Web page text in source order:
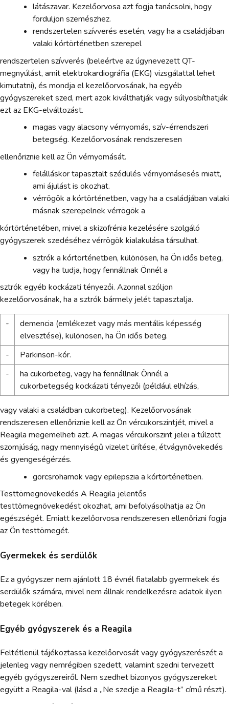
látászavar. Kezelőorvosa azt fogja tanácsolni, hogy
forduljon szemészhez.
rendszertelen szívverés esetén, vagy ha a családjában
valaki kórtörténetben szerepel
rendszertelen szívverés (beleértve az úgynevezett QT-
megnyúlást, amit elektrokardiográfia (EKG) vizsgálattal lehet
kimutatni), és mondja el kezelőorvosának, ha egyéb
gyógyszereket szed, mert azok kiválthatják vagy súlyosbíthatják
ezt az EKG-elváltozást.
magas vagy alacsony vérnyomás, szív-érrendszeri
betegség. Kezelőorvosának rendszeresen
ellenőriznie kell az Ön vérnyomását.
felálláskor tapasztalt szédülés vérnyomásesés miatt,
ami ájulást is okozhat.
vérrögök a kórtörténetben, vagy ha a családjában valaki
másnak szerepelnek vérrögök a
kórtörténetében, mivel a skizofrénia kezelésére szolgáló
gyógyszerek szedéséhez vérrögök kialakulása társulhat.
sztrók a kórtörténetben, különösen, ha Ön idős beteg,
vagy ha tudja, hogy fennállnak Önnél a
sztrók egyéb kockázati tényezői. Azonnal szóljon
kezelőorvosának, ha a sztrók bármely jelét tapasztalja.
-
demencia (emlékezet vagy más mentális képesség
elvesztése), különösen, ha Ön idős beteg.
-
Parkinson-kór.
-
ha cukorbeteg, vagy ha fennállnak Önnél a
cukorbetegség kockázati tényezői (például elhízás,
vagy valaki a családban cukorbeteg). Kezelőorvosának
rendszeresen ellenőriznie kell az Ön vércukorszintjét, mivel a
Reagila megemelheti azt. A magas vércukorszint jelei a túlzott
szomjúság, nagy mennyiségű vizelet ürítése, étvágynövekedés
és gyengeségérzés.
görcsrohamok vagy epilepszia a kórtörténetben.
Testtömegnövekedés A Reagila jelentős
testtömegnövekedést okozhat, ami befolyásolhatja az Ön
egészségét. Emiatt kezelőorvosa rendszeresen ellenőrizni fogja
az Ön testtömegét.
Gyermekek és serdülők
Ez a gyógyszer nem ajánlott 18 évnél fiatalabb gyermekek és
serdülők számára, mivel nem állnak rendelkezésre adatok ilyen
betegek körében.
Egyéb gyógyszerek és a Reagila
Feltétlenül tájékoztassa kezelőorvosát vagy gyógyszerészét a
jelenleg vagy nemrégiben szedett, valamint szedni tervezett
egyéb gyógyszereiről. Nem szedhet bizonyos gyógyszereket
együtt a Reagila-val (lásd a „Ne szedje a Reagila-t” című részt).